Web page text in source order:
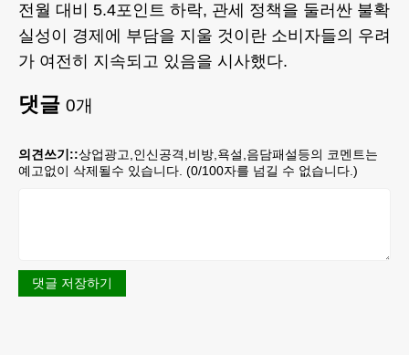
전월 대비 5.4포인트 하락, 관세 정책을 둘러싼 불확
실성이 경제에 부담을 지울 것이란 소비자들의 우려
가 여전히 지속되고 있음을 시사했다.
댓글 0개
의견쓰기::상업광고,인신공격,비방,욕설,음담패설등의 코멘트는
예고없이 삭제될수 있습니다. (0/100자를 넘길 수 없습니다.)
댓글 저장하기